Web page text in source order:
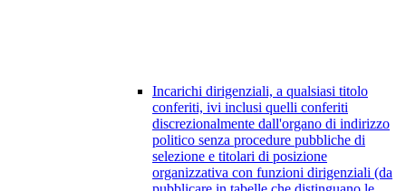
Incarichi dirigenziali, a qualsiasi titolo
conferiti, ivi inclusi quelli conferiti
discrezionalmente dall'organo di indirizzo
politico senza procedure pubbliche di
selezione e titolari di posizione
organizzativa con funzioni dirigenziali (da